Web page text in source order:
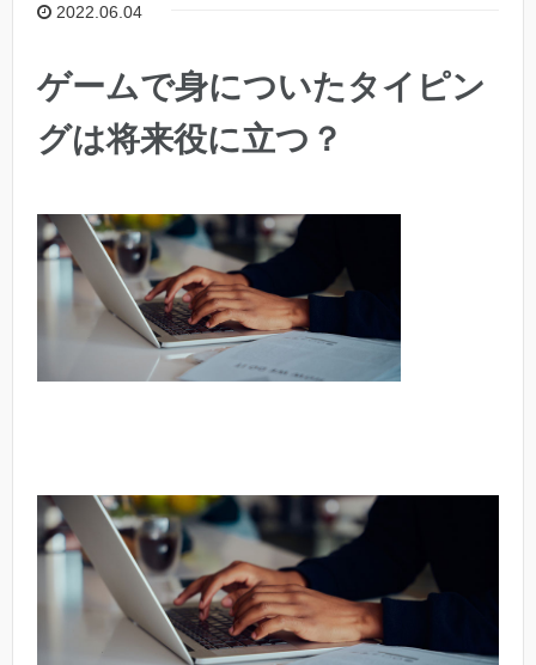
2022.06.04
ゲームで身についたタイピン
グは将来役に立つ？